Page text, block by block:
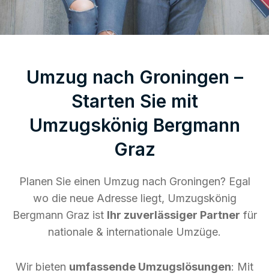
Umzug nach Groningen –
Starten Sie mit
Umzugskönig Bergmann
Graz
Planen Sie einen Umzug nach Groningen? Egal
wo die neue Adresse liegt, Umzugskönig
Bergmann Graz ist Ihr zuverlässiger Partner für
nationale & internationale Umzüge.
Wir bieten umfassende Umzugslösungen: Mit